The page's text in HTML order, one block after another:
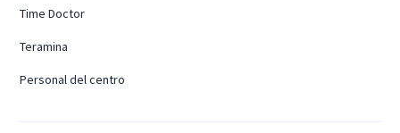
Time Doctor
Teramina
Personal del centro